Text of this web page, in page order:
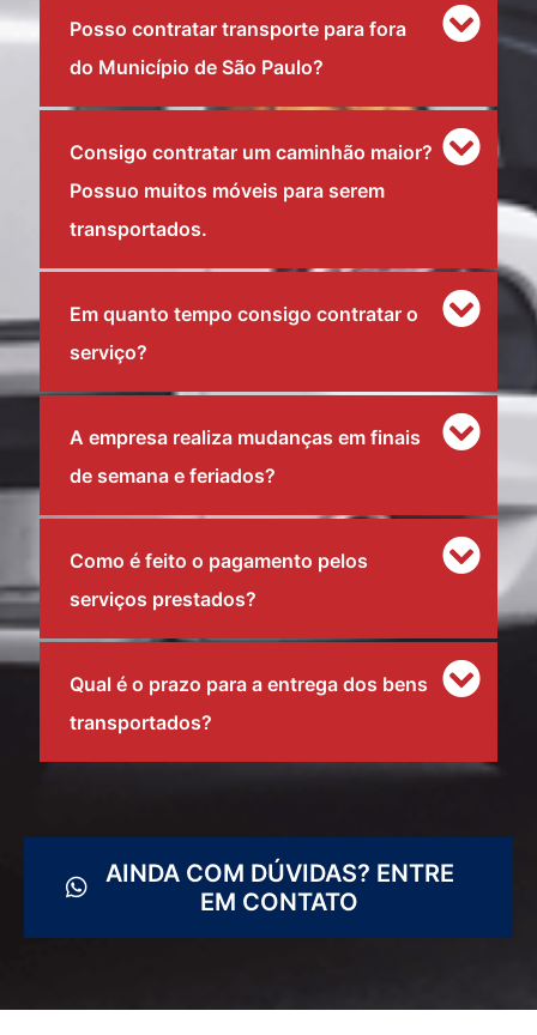
Posso contratar transporte para fora
do Município de São Paulo?
Consigo contratar um caminhão maior?
Possuo muitos móveis para serem
transportados.
Em quanto tempo consigo contratar o
serviço?
A empresa realiza mudanças em finais
de semana e feriados?
Como é feito o pagamento pelos
serviços prestados?
Qual é o prazo para a entrega dos bens
transportados?
AINDA COM DÚVIDAS? ENTRE
EM CONTATO